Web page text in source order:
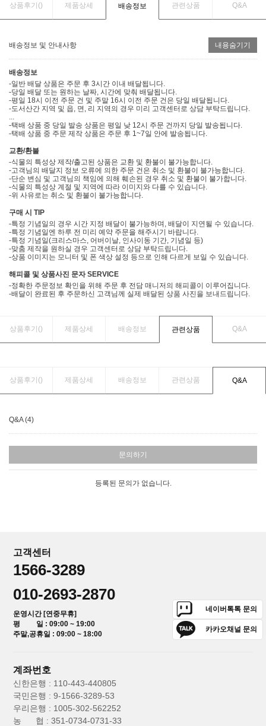
상품후기() 제품상세 배송정보 관련상품 Q&A
배송정보 및 안내사항 내용숨기기
배송정보
-일반 배달 상품은 주문 후 3시간 이내 배달됩니다.
-당일 배달 또는 원하는 날짜, 시간에 맞춰 배달됩니다.
-평일 18시 이전 주문 건 및 주말 16시 이전 주문 건은 당일 배달됩니다.
-도서산간 지역 및 읍, 면, 리 지역의 경우 미리 고객센터로 상담 부탁드립니다.
-택배 상품 중 당일 발송 상품은 평일 낮 12시 주문 건까지 당일 발송됩니다.
-택배 상품 중 주문 제작 상품은 주문 후 1~7일 안에 발송됩니다.
교환/환불
-식물의 특성상 제작/출고된 상품은 교환 및 환불이 불가능합니다.
-고객님의 배달지 정보 오류에 의한 주문 건은 취소 및 환불이 불가능합니다.
-단순 변심 및 고객님의 책임에 의해 훼손된 경우 취소 및 환불이 불가합니다.
-식물의 특성상 계절 및 지역에 따라 이미지와 다를 수 있습니다.
-위 사유로는 취소 및 환불이 불가능합니다.
구매 시 TIP
-특정 기념일의 경우 시간 지정 배달이 불가능하며, 배달이 지연될 수 있습니다.
-특정 기념일엔 하루 전 미리 예약 주문을 해주시기 바랍니다.
-특정 기념일(크리스마스, 어버이날, 인사이동 기간, 기념일 등)
-맞춤 제작을 원하실 경우 고객센터로 상담 부탁드립니다.
-상품 이미지는 모니터 및 폰 색상 설정 등으로 인해 다르게 보일 수 있습니다.
해피콜 및 상품사진 문자 SERVICE
-정확한 주문정보 확인을 위해 주문 후 전담 매니저의 해피콜이 이루어집니다.
-배달이 완료된 후 주문하신 고객님께 실제 배달된 상품 사진을 보내드립니다.
상품후기() 제품상세 배송정보 관련상품 Q&A
상품후기() 제품상세 배송정보 관련상품 Q&A
Q&A (4)
문의하기
등록된 문의가 없습니다.
고객센터
1566-3289
010-2693-2870
운영시간 [연중무휴]
평 일 : 09:00 ~ 19:00
주말,공휴일 : 09:00 ~ 18:00
네이버톡톡 문의
카카오채널 문의
계좌번호
신한은행 : 110-443-440805
국민은행 : 9-1566-3289-53
우리은행 : 1005-302-562252
농 협 : 351-0734-0731-33